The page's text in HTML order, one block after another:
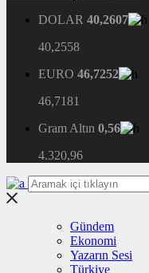
DOLAR 40,2607
40,2558
EURO 46,7252
46,7181
Gram Altın 0,56
4.320,96
Gündem
Ekonomi
Yazarın Sesi
Türkiye